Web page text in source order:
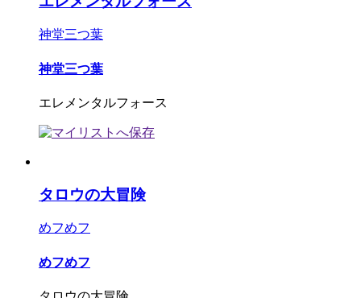
神堂三つ葉
神堂三つ葉
エレメンタルフォース
タロウの大冒険
めフめフ
めフめフ